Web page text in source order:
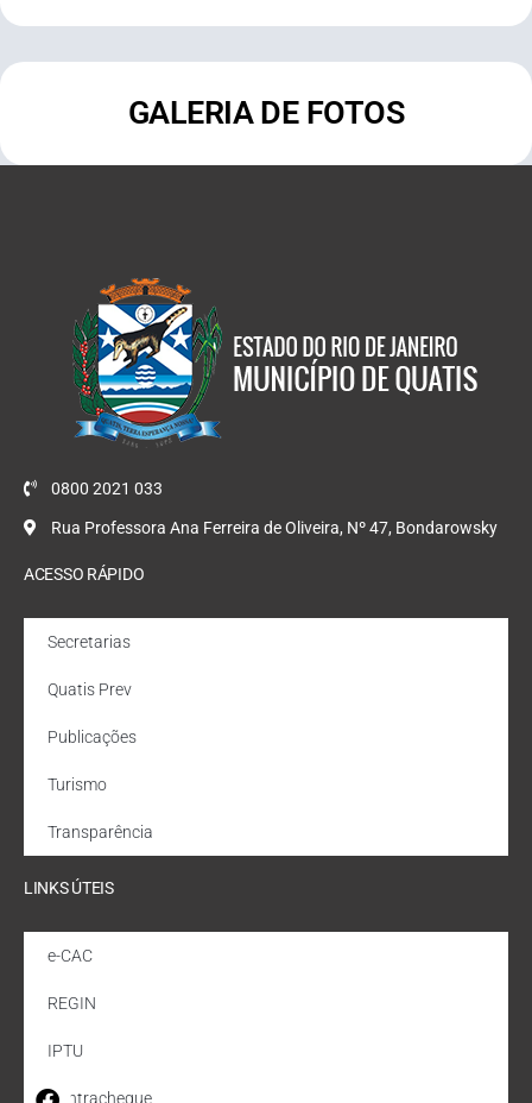
GALERIA DE FOTOS
0800 2021 033
Rua Professora Ana Ferreira de Oliveira, Nº 47, Bondarowsky
ACESSO RÁPIDO
Secretarias
Quatis Prev
Publicações
Turismo
Transparência
LINKS ÚTEIS
e-CAC
REGIN
IPTU
Contracheque